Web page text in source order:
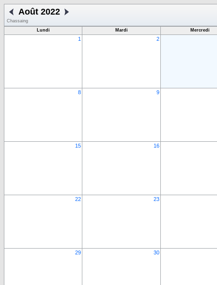
Août 2022
Chassaing
Lundi
Mardi Mercredi
1 2
8 9
15 16
22 23
29 30